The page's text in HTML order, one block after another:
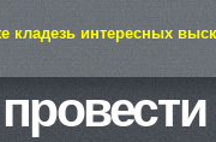
кладезь интересных